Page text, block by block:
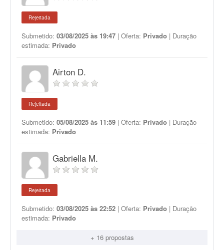
Rejeitada
Submetido: 03/08/2025 às 19:47 | Oferta: Privado | Duração
estimada: Privado
Airton D.
Rejeitada
Submetido: 05/08/2025 às 11:59 | Oferta: Privado | Duração
estimada: Privado
Gabriella M.
Rejeitada
Submetido: 03/08/2025 às 22:52 | Oferta: Privado | Duração
estimada: Privado
+ 16 propostas